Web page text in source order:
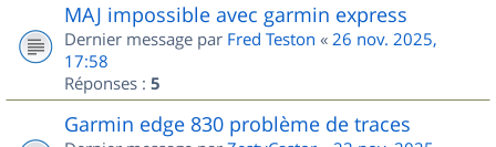
MAJ impossible avec garmin express
Dernier message par Fred Teston « 26 nov. 2025,
17:58
Réponses : 5
Garmin edge 830 problème de traces